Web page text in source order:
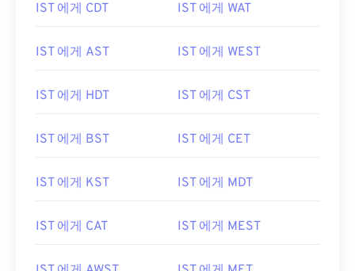
IST 에게 CDT IST 에게 WAT
IST 에게 AST IST 에게 WEST
IST 에게 HDT IST 에게 CST
IST 에게 BST IST 에게 CET
IST 에게 KST IST 에게 MDT
IST 에게 CAT IST 에게 MEST